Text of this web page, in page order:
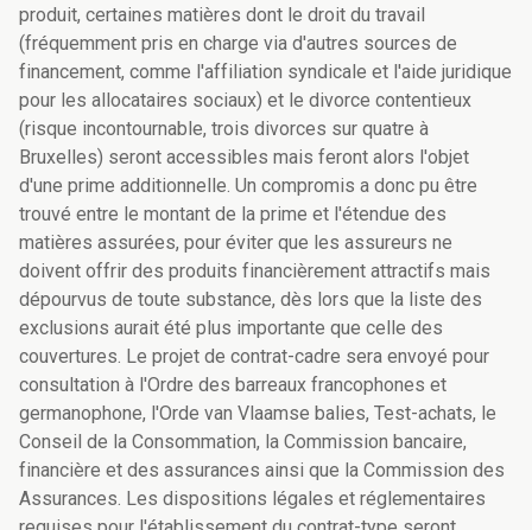
produit, certaines matières dont le droit du travail
(fréquemment pris en charge via d'autres sources de
financement, comme l'affiliation syndicale et l'aide juridique
pour les allocataires sociaux) et le divorce contentieux
(risque incontournable, trois divorces sur quatre à
Bruxelles) seront accessibles mais feront alors l'objet
d'une prime additionnelle. Un compromis a donc pu être
trouvé entre le montant de la prime et l'étendue des
matières assurées, pour éviter que les assureurs ne
doivent offrir des produits financièrement attractifs mais
dépourvus de toute substance, dès lors que la liste des
exclusions aurait été plus importante que celle des
couvertures. Le projet de contrat-cadre sera envoyé pour
consultation à l'Ordre des barreaux francophones et
germanophone, l'Orde van Vlaamse balies, Test-achats, le
Conseil de la Consommation, la Commission bancaire,
financière et des assurances ainsi que la Commission des
Assurances. Les dispositions légales et réglementaires